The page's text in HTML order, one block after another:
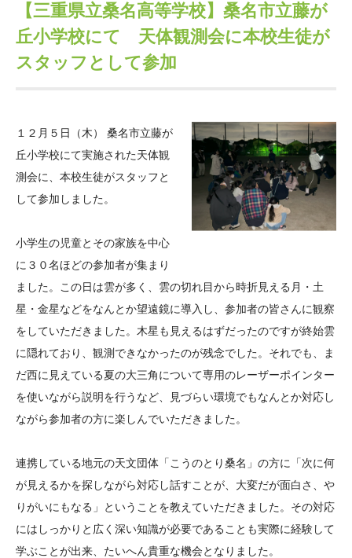
沿革 40年史デジタルブック
中谷財団40年史
年報一覧 中谷財団レポート
神戸賞 長期大型研究助成
研究助成
科学教育振興助成・
次世代理系人材育成プ
その他情報
その他情報
アクセス よくあるご質問
サイトマップ 中谷財団アーカイブ
お問い合わせ
日本語 English マイページ
【三重県立桑名高等学校】桑名市立藤が
丘小学校にて 天体観測会に本校生徒が
スタッフとして参加
１２月５日（木） 桑名市立藤が
丘小学校にて実施された天体観
測会に、本校生徒がスタッフと
して参加しました。
小学生の児童とその家族を中心
に３０名ほどの参加者が集まり
ました。この日は雲が多く、雲の切れ目から時折見える月・土
星・金星などをなんとか望遠鏡に導入し、参加者の皆さんに観察
をしていただきました。木星も見えるはずだったのですが終始雲
に隠れており、観測できなかったのが残念でした。それでも、ま
だ西に見えている夏の大三角について専用のレーザーポインター
を使いながら説明を行うなど、見づらい環境でもなんとか対応し
ながら参加者の方に楽しんでいただきました。
連携している地元の天文団体「こうのとり桑名」の方に「次に何
が見えるかを探しながら対応し話すことが、大変だが面白さ、や
りがいにもなる」ということを教えていただきました。その対応
にはしっかりと広く深い知識が必要であることも実際に経験して
学ぶことが出来、たいへん貴重な機会となりました。